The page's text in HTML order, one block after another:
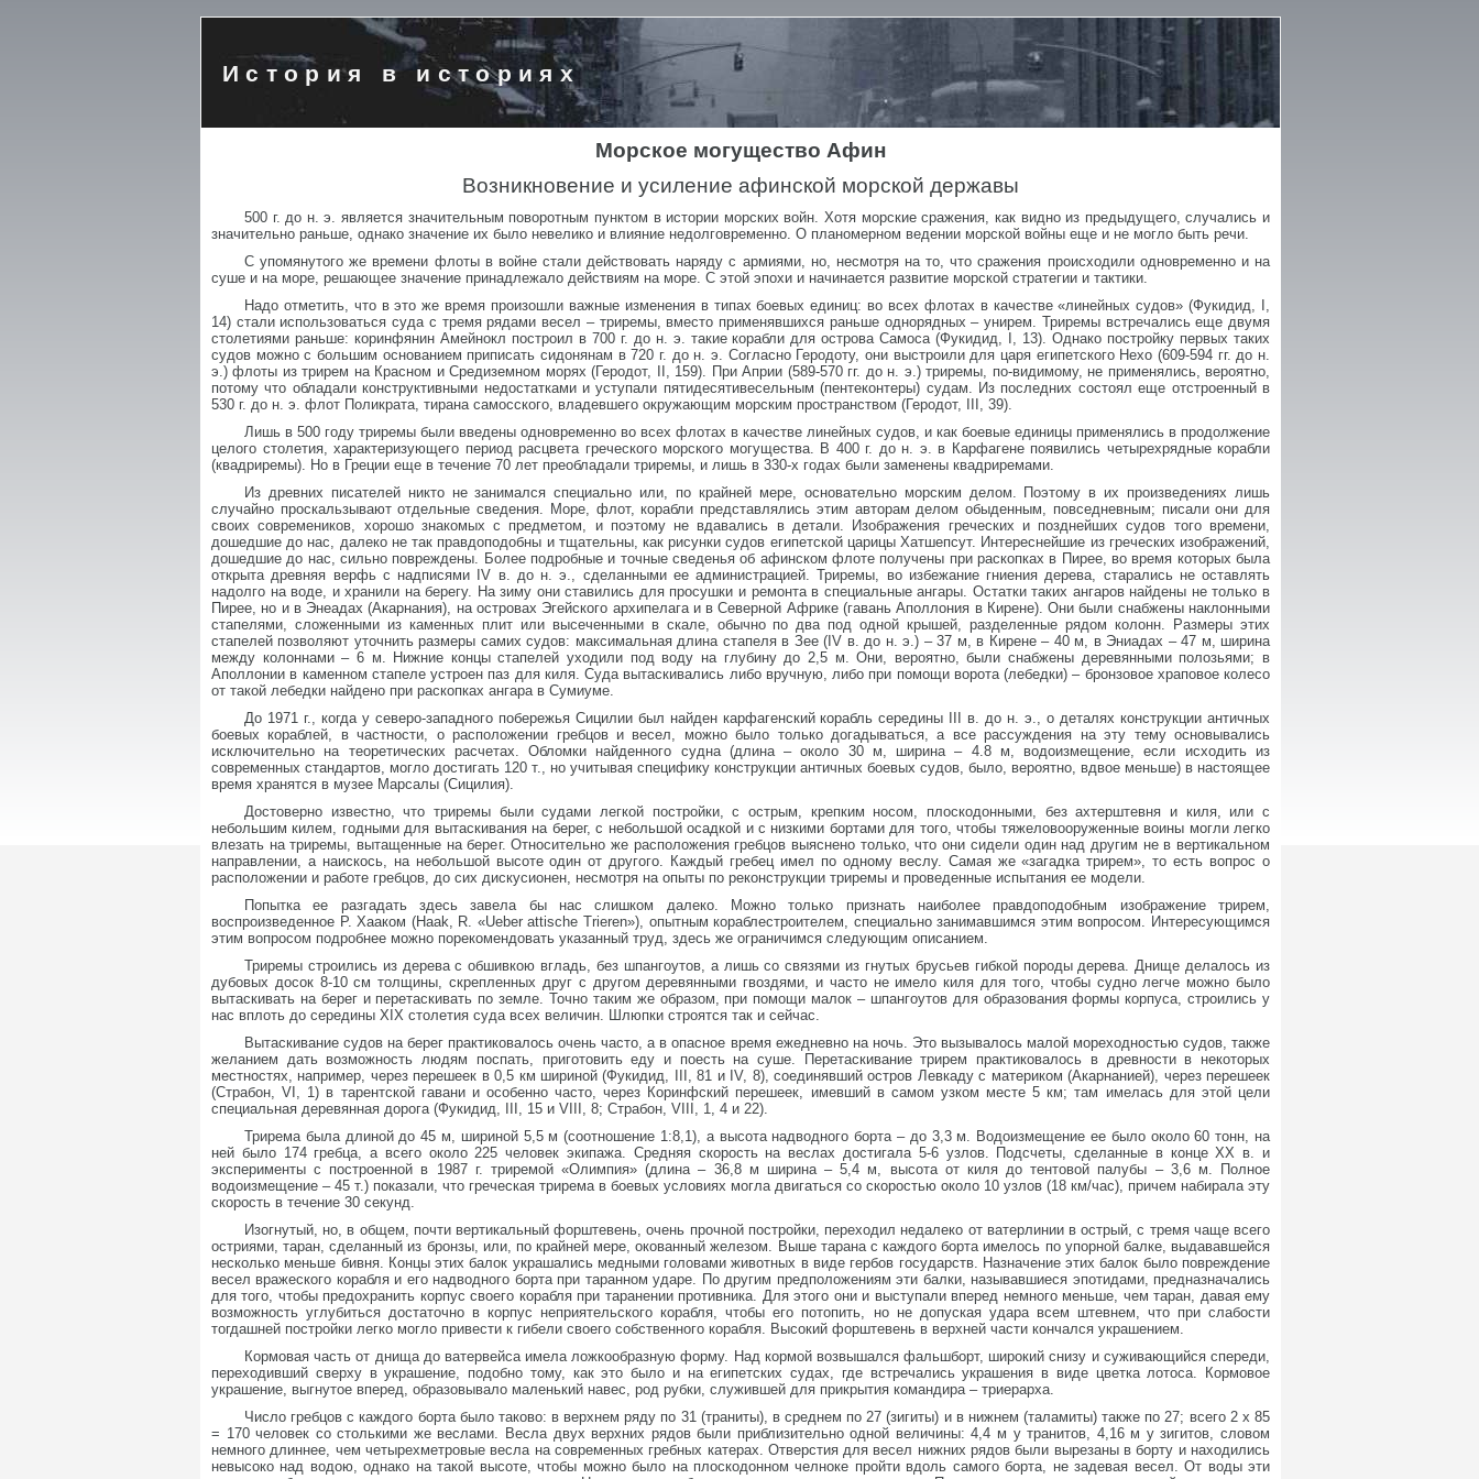
История в историях
Морское могущество Афин
Возникновение и усиление афинской морской державы
500 г. до н. э. является значительным поворотным пунктом в истории морских войн. Хотя морские сражения, как видно из предыдущего, случались и
значительно раньше, однако значение их было невелико и влияние недолговременно. О планомерном ведении морской войны еще и не могло быть речи.
С упомянутого же времени флоты в войне стали действовать наряду с армиями, но, несмотря на то, что сражения происходили одновременно и на
суше и на море, решающее значение принадлежало действиям на море. С этой эпохи и начинается развитие морской стратегии и тактики.
Надо отметить, что в это же время произошли важные изменения в типах боевых единиц: во всех флотах в качестве «линейных судов» (Фукидид, I,
14) стали использоваться суда с тремя рядами весел – триремы, вместо применявшихся раньше однорядных – унирем. Триремы встречались еще двумя
столетиями раньше: коринфянин Амейнокл построил в 700 г. до н. э. такие корабли для острова Самоса (Фукидид, I, 13). Однако постройку первых таких
судов можно с большим основанием приписать сидонянам в 720 г. до н. э. Согласно Геродоту, они выстроили для царя египетского Нехо (609-594 гг. до н.
э.) флоты из трирем на Красном и Средиземном морях (Геродот, II, 159). При Априи (589-570 гг. до н. э.) триремы, по-видимому, не применялись, вероятно,
потому что обладали конструктивными недостатками и уступали пятидесятивесельным (пентеконтеры) судам. Из последних состоял еще отстроенный в
530 г. до н. э. флот Поликрата, тирана самосского, владевшего окружающим морским пространством (Геродот, III, 39).
Лишь в 500 году триремы были введены одновременно во всех флотах в качестве линейных судов, и как боевые единицы применялись в продолжение
целого столетия, характеризующего период расцвета греческого морского могущества. В 400 г. до н. э. в Карфагене появились четырехрядные корабли
(квадриремы). Но в Греции еще в течение 70 лет преобладали триремы, и лишь в 330-х годах были заменены квадриремами.
Из древних писателей никто не занимался специально или, по крайней мере, основательно морским делом. Поэтому в их произведениях лишь
случайно проскальзывают отдельные сведения. Море, флот, корабли представлялись этим авторам делом обыденным, повседневным; писали они для
своих современиков, хорошо знакомых с предметом, и поэтому не вдавались в детали. Изображения греческих и позднейших судов того времени,
дошедшие до нас, далеко не так правдоподобны и тщательны, как рисунки судов египетской царицы Хатшепсут. Интереснейшие из греческих изображений,
дошедшие до нас, сильно повреждены. Более подробные и точные сведенья об афинском флоте получены при раскопках в Пирее, во время которых была
открыта древняя верфь с надписями IV в. до н. э., сделанными ее администрацией. Триремы, во избежание гниения дерева, старались не оставлять
надолго на воде, и хранили на берегу. На зиму они ставились для просушки и ремонта в специальные ангары. Остатки таких ангаров найдены не только в
Пирее, но и в Энеадах (Акарнания), на островах Эгейского архипелага и в Северной Африке (гавань Аполлония в Кирене). Они были снабжены наклонными
стапелями, сложенными из каменных плит или высеченными в скале, обычно по два под одной крышей, разделенные рядом колонн. Размеры этих
стапелей позволяют уточнить размеры самих судов: максимальная длина стапеля в Зее (IV в. до н. э.) – 37 м, в Кирене – 40 м, в Эниадах – 47 м, ширина
между колоннами – 6 м. Нижние концы стапелей уходили под воду на глубину до 2,5 м. Они, вероятно, были снабжены деревянными полозьями; в
Аполлонии в каменном стапеле устроен паз для киля. Суда вытаскивались либо вручную, либо при помощи ворота (лебедки) – бронзовое храповое колесо
от такой лебедки найдено при раскопках ангара в Сумиуме.
До 1971 г., когда у северо-западного побережья Сицилии был найден карфагенский корабль середины III в. до н. э., о деталях конструкции античных
боевых кораблей, в частности, о расположении гребцов и весел, можно было только догадываться, а все рассуждения на эту тему основывались
исключительно на теоретических расчетах. Обломки найденного судна (длина – около 30 м, ширина – 4.8 м, водоизмещение, если исходить из
современных стандартов, могло достигать 120 т., но учитывая специфику конструкции античных боевых судов, было, вероятно, вдвое меньше) в настоящее
время хранятся в музее Марсалы (Сицилия).
Достоверно известно, что триремы были судами легкой постройки, с острым, крепким носом, плоскодонными, без ахтерштевня и киля, или с
небольшим килем, годными для вытаскивания на берег, с небольшой осадкой и с низкими бортами для того, чтобы тяжеловооруженные воины могли легко
влезать на триремы, вытащенные на берег. Относительно же расположения гребцов выяснено только, что они сидели один над другим не в вертикальном
направлении, а наискось, на небольшой высоте один от другого. Каждый гребец имел по одному веслу. Самая же «загадка трирем», то есть вопрос о
расположении и работе гребцов, до сих дискусионен, несмотря на опыты по реконструкции триремы и проведенные испытания ее модели.
Попытка ее разгадать здесь завела бы нас слишком далеко. Можно только признать наиболее правдоподобным изображение трирем,
воспроизведенное Р. Хааком (Haak, R. «Ueber attische Trieren»), опытным кораблестроителем, специально занимавшимся этим вопросом. Интересующимся
этим вопросом подробнее можно порекомендовать указанный труд, здесь же ограничимся следующим описанием.
Триремы строились из дерева с обшивкою вгладь, без шпангоутов, а лишь со связями из гнутых брусьев гибкой породы дерева. Днище делалось из
дубовых досок 8-10 см толщины, скрепленных друг с другом деревянными гвоздями, и часто не имело киля для того, чтобы судно легче можно было
вытаскивать на берег и перетаскивать по земле. Точно таким же образом, при помощи малок – шпангоутов для образования формы корпуса, строились у
нас вплоть до середины XIX столетия суда всех величин. Шлюпки строятся так и сейчас.
Вытаскивание судов на берег практиковалось очень часто, а в опасное время ежедневно на ночь. Это вызывалось малой мореходностью судов, также
желанием дать возможность людям поспать, приготовить еду и поесть на суше. Перетаскивание трирем практиковалось в древности в некоторых
местностях, например, через перешеек в 0,5 км шириной (Фукидид, III, 81 и IV, 8), соединявший остров Левкаду с материком (Акарнанией), через перешеек
(Страбон, VI, 1) в тарентской гавани и особенно часто, через Коринфский перешеек, имевший в самом узком месте 5 км; там имелась для этой цели
специальная деревянная дорога (Фукидид, III, 15 и VIII, 8; Страбон, VIII, 1, 4 и 22).
Трирема была длиной до 45 м, шириной 5,5 м (соотношение 1:8,1), а высота надводного борта – до 3,3 м. Водоизмещение ее было около 60 тонн, на
ней было 174 гребца, а всего около 225 человек экипажа. Средняя скорость на веслах достигала 5-6 узлов. Подсчеты, сделанные в конце XX в. и
эксперименты с построенной в 1987 г. триремой «Олимпия» (длина – 36,8 м ширина – 5,4 м, высота от киля до тентовой палубы – 3,6 м. Полное
водоизмещение – 45 т.) показали, что греческая трирема в боевых условиях могла двигаться со скоростью около 10 узлов (18 км/час), причем набирала эту
скорость в течение 30 секунд.
Изогнутый, но, в общем, почти вертикальный форштевень, очень прочной постройки, переходил недалеко от ватерлинии в острый, с тремя чаще всего
остриями, таран, сделанный из бронзы, или, по крайней мере, окованный железом. Выше тарана с каждого борта имелось по упорной балке, выдававшейся
несколько меньше бивня. Концы этих балок украшались медными головами животных в виде гербов государств. Назначение этих балок было повреждение
весел вражеского корабля и его надводного борта при таранном ударе. По другим предположениям эти балки, называвшиеся эпотидами, предназначались
для того, чтобы предохранить корпус своего корабля при таранении противника. Для этого они и выступали вперед немного меньше, чем таран, давая ему
возможность углубиться достаточно в корпус неприятельского корабля, чтобы его потопить, но не допуская удара всем штевнем, что при слабости
тогдашней постройки легко могло привести к гибели своего собственного корабля. Высокий форштевень в верхней части кончался украшением.
Кормовая часть от днища до ватервейса имела ложкообразную форму. Над кормой возвышался фальшборт, широкий снизу и суживающийся спереди,
переходивший сверху в украшение, подобно тому, как это было и на египетских судах, где встречались украшения в виде цветка лотоса. Кормовое
украшение, выгнутое вперед, образовывало маленький навес, род рубки, служившей для прикрытия командира – триерарха.
Число гребцов с каждого борта было таково: в верхнем ряду по 31 (траниты), в среднем по 27 (зигиты) и в нижнем (таламиты) также по 27; всего 2 х 85
= 170 человек со столькими же веслами. Весла двух верхних рядов были приблизительно одной величины: 4,4 м у транитов, 4,16 м у зигитов, словом
немного длиннее, чем четырехметровые весла на современных гребных катерах. Отверстия для весел нижних рядов были вырезаны в борту и находились
невысоко над водою, однако на такой высоте, чтобы можно было на плоскодонном челноке пройти вдоль самого борта, не задевая весел. От воды эти